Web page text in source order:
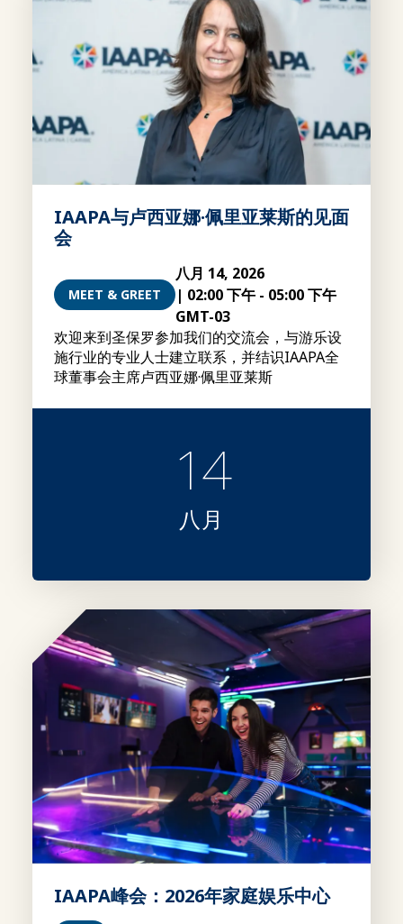
IAAPA与卢西亚娜·佩里亚莱斯的见面
会
MEET & GREET
八月 14, 2026
| 02:00 下午 - 05:00 下午
GMT-03
欢迎来到圣保罗参加我们的交流会，与游乐设
施行业的专业人士建立联系，并结识IAAPA全
球董事会主席卢西亚娜·佩里亚莱斯
14
八月
IAAPA峰会：2026年家庭娱乐中心